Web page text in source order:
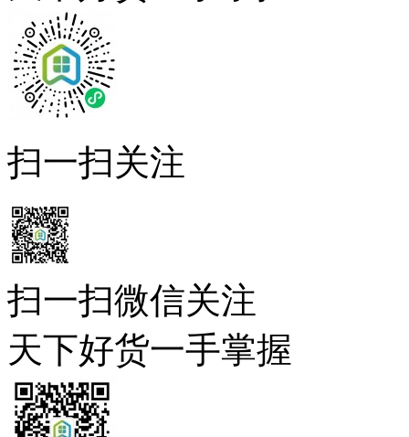
扫一扫关注
扫一扫微信关注
天下好货一手掌握